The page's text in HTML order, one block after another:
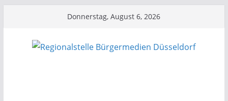
springen
Donnerstag, August 6, 2026